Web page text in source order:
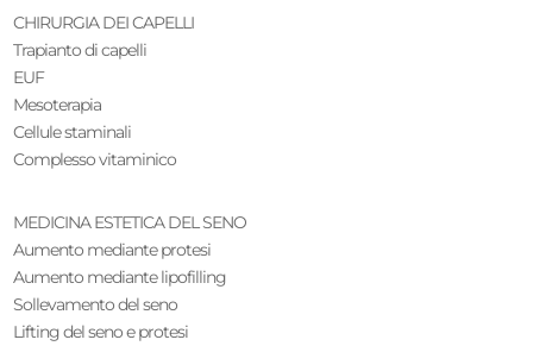
CHIRURGIA DEI CAPELLI
Trapianto di capelli
EUF
Mesoterapia
Cellule staminali
Complesso vitaminico
MEDICINA ESTETICA DEL SENO
Aumento mediante protesi
Aumento mediante lipofilling
Sollevamento del seno
Lifting del seno e protesi